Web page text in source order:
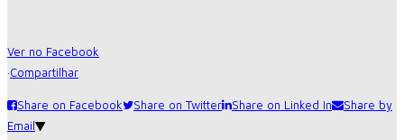
Ver no Facebook
·Compartilhar
Share on Facebook Share on Twitter Share on Linked In
Share by
Email